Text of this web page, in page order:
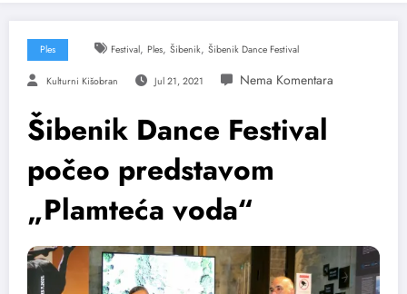
Ples Festival, Ples, Šibenik, Šibenik Dance Festival
Kulturni Kišobran Jul 21, 2021
Šibenik Dance Festival
počeo predstavom
„Plamteća voda“